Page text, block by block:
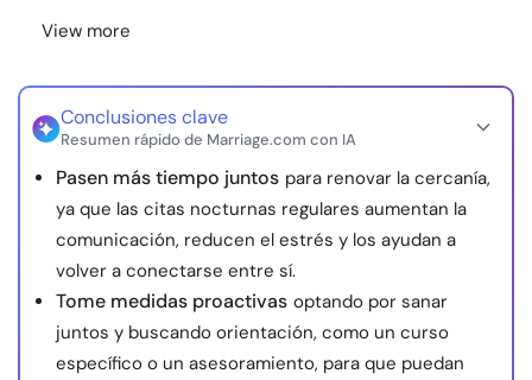
Sobre nosotros
View more
Conclusiones clave
Resumen rápido de Marriage.com con IA
Pasen más tiempo juntos para renovar la cercanía,
ya que las citas nocturnas regulares aumentan la
comunicación, reducen el estrés y los ayudan a
volver a conectarse entre sí.
Tome medidas proactivas optando por sanar
juntos y buscando orientación, como un curso
específico o un asesoramiento, para que puedan